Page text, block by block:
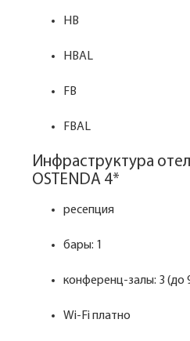
HB
HBAL
FB
FBAL
Инфраструктура
OSTENDA 4*
ресепция
бары: 1
конференц-залы: 3 (до
Wi-Fi платно